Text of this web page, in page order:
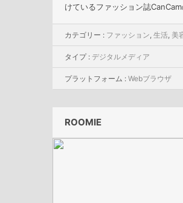
けているファッション誌
カテゴリー : ファッション, 生活, 美
タイプ : デジタルメディア
プラットフォーム : Webブラウザ
ROOMIE